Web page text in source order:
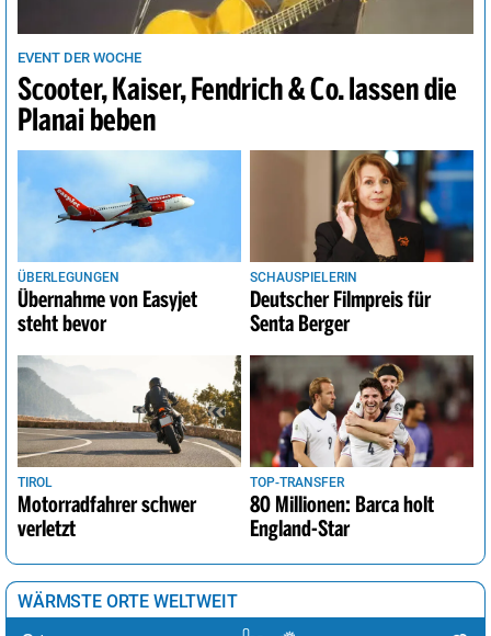
EVENT DER WOCHE
Scooter, Kaiser, Fendrich & Co. lassen die
Planai beben
ÜBERLEGUNGEN
Übernahme von Easyjet
steht bevor
SCHAUSPIELERIN
Deutscher Filmpreis für
Senta Berger
TIROL
Motorradfahrer schwer
verletzt
TOP-TRANSFER
80 Millionen: Barca holt
England-Star
WÄRMSTE ORTE WELTWEIT